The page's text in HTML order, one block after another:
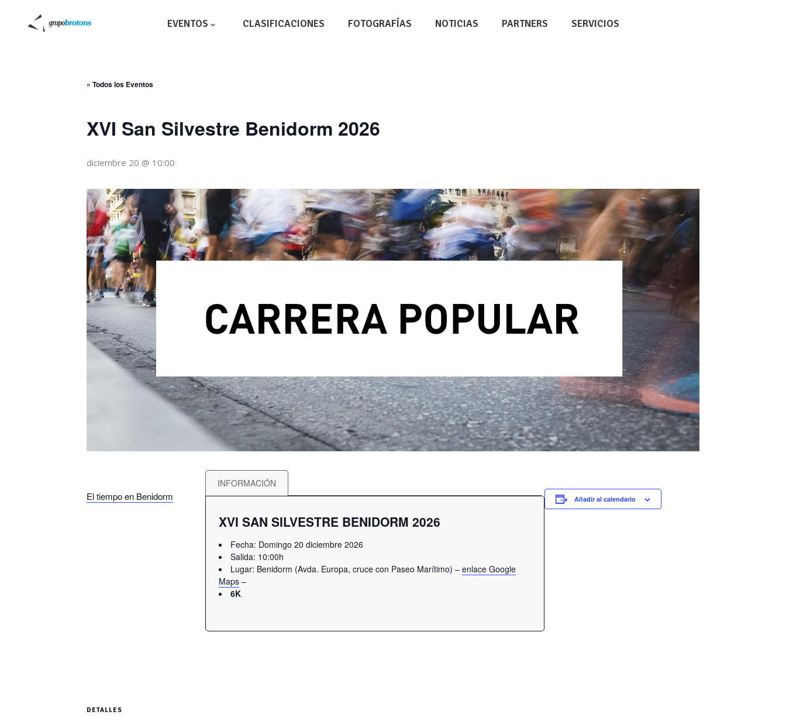
EVENTOS CLASIFICACIONES FOTOGRAFÍAS NOTICIAS PARTNERS SERVICIOS
« Todos los Eventos
XVI San Silvestre Benidorm 2026
diciembre 20 @ 10:00
El tiempo en Benidorm
INFORMACIÓN
XVI SAN SILVESTRE BENIDORM 2026
Fecha: Domingo 20 diciembre 2026
Salida: 10:00h
Lugar: Benidorm (Avda. Europa, cruce con Paseo Marítimo) –enlace Google
Maps –
6K
Añadir al calendario
DETALLES